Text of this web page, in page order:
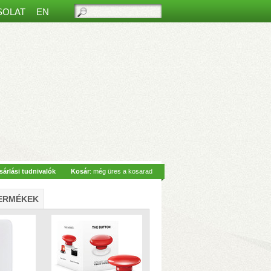
EN
beltéri monitorral
– Hívásfogadás
Siri hangvezérlés
– 2-vezetékes
tudnivalók Kosár: még üres a kosarad